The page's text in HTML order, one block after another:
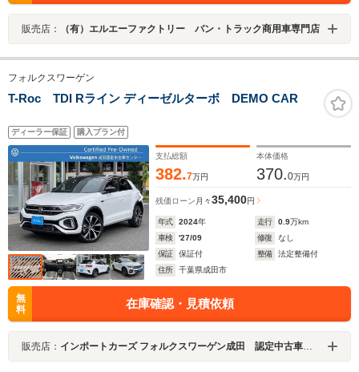
販売店： （有）エルエーファクトリー バン・トラック商用車専門店
フォルクスワーゲン
T-Roc TDI Rライン ディーゼルターボ DEMO CAR
ディーラー保証 購入プラン付
支払総額
382.7万円
本体価格
370.0万円
残価ローン 月々35,400円
年式 2024年 走行 0.9万km
車検
'27/09 修復
なし
保証
保証付 整備
法定整備付
住所
千葉県成田市
無
料
在庫確認・見積依頼
販売店： インポートカーズ フォルクスワーゲン成田 認定中古車センター